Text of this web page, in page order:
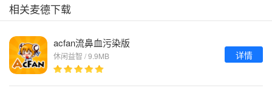
相关麦德下载
acfan流鼻血污染版
休闲益智 / 9.9MB 详情